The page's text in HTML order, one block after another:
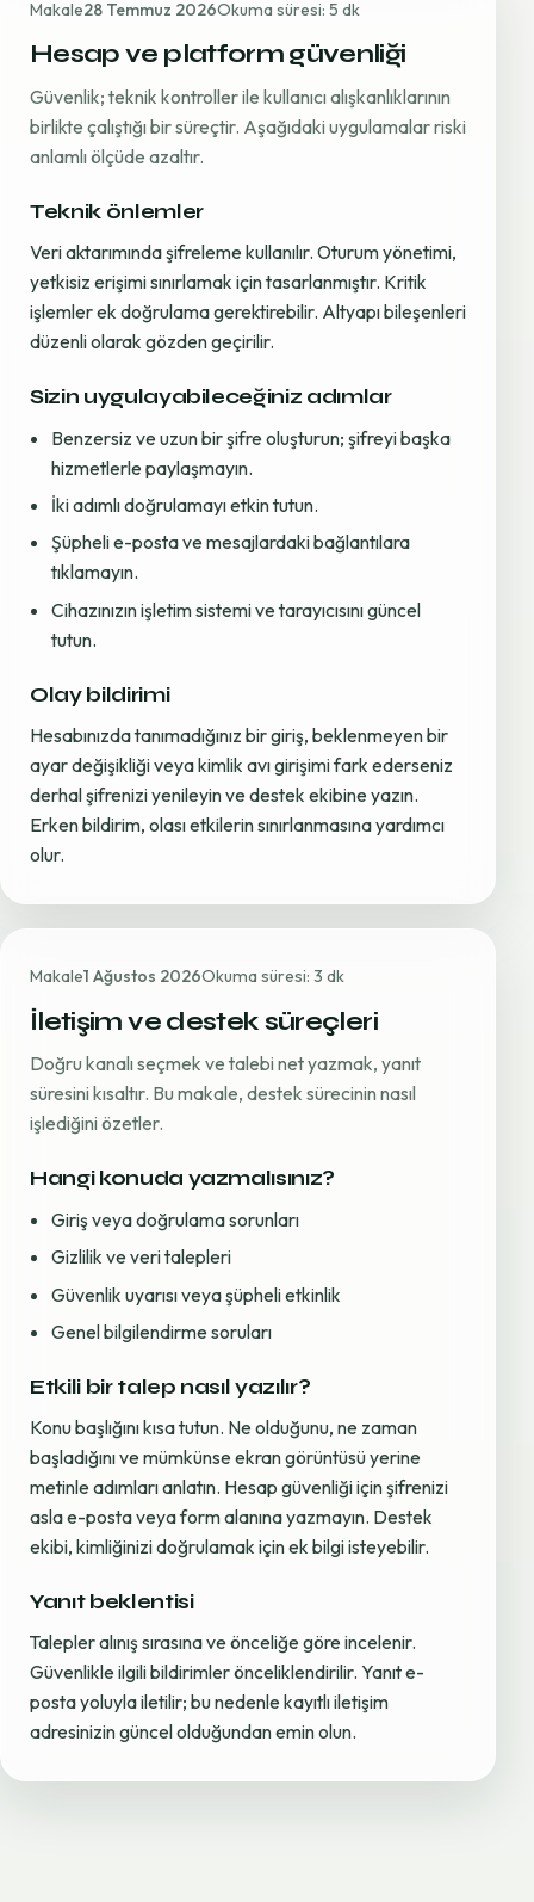
Makale28 Temmuz 2026Okuma süresi: 5 dk
Hesap ve platform güvenliği
Güvenlik; teknik kontroller ile kullanıcı alışkanlıklarının
birlikte çalıştığı bir süreçtir. Aşağıdaki uygulamalar riski
anlamlı ölçüde azaltır.
Teknik önlemler
Veri aktarımında şifreleme kullanılır. Oturum yönetimi,
yetkisiz erişimi sınırlamak için tasarlanmıştır. Kritik
işlemler ek doğrulama gerektirebilir. Altyapı bileşenleri
düzenli olarak gözden geçirilir.
Sizin uygulayabileceğiniz adımlar
Benzersiz ve uzun bir şifre oluşturun; şifreyi başka
hizmetlerle paylaşmayın.
İki adımlı doğrulamayı etkin tutun.
Şüpheli e-posta ve mesajlardaki bağlantılara
tıklamayın.
Cihazınızın işletim sistemi ve tarayıcısını güncel
tutun.
Olay bildirimi
Hesabınızda tanımadığınız bir giriş, beklenmeyen bir
ayar değişikliği veya kimlik avı girişimi fark ederseniz
derhal şifrenizi yenileyin ve destek ekibine yazın.
Erken bildirim, olası etkilerin sınırlanmasına yardımcı
olur.
Makale1 Ağustos 2026Okuma süresi: 3 dk
İletişim ve destek süreçleri
Doğru kanalı seçmek ve talebi net yazmak, yanıt
süresini kısaltır. Bu makale, destek sürecinin nasıl
işlediğini özetler.
Hangi konuda yazmalısınız?
Giriş veya doğrulama sorunları
Gizlilik ve veri talepleri
Güvenlik uyarısı veya şüpheli etkinlik
Genel bilgilendirme soruları
Etkili bir talep nasıl yazılır?
Konu başlığını kısa tutun. Ne olduğunu, ne zaman
başladığını ve mümkünse ekran görüntüsü yerine
metinle adımları anlatın. Hesap güvenliği için şifrenizi
asla e-posta veya form alanına yazmayın. Destek
ekibi, kimliğinizi doğrulamak için ek bilgi isteyebilir.
Yanıt beklentisi
Talepler alınış sırasına ve önceliğe göre incelenir.
Güvenlikle ilgili bildirimler önceliklendirilir. Yanıt e-
posta yoluyla iletilir; bu nedenle kayıtlı iletişim
adresinizin güncel olduğundan emin olun.